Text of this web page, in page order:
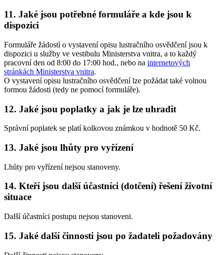
11. Jaké jsou potřebné formuláře a kde jsou k
dispozici
Formuláře žádostí o vystavení opisu lustračního osvědčení jsou k
dispozici u služby ve vestibulu Ministerstva vnitra, a to každý
pracovní den od 8:00 do 17:00 hod., nebo na internetových
stránkách Ministerstva vnitra.
O vystavení opisu lustračního osvědčení lze požádat také volnou
formou žádosti (tedy ne pomocí formuláře).
12. Jaké jsou poplatky a jak je lze uhradit
Správní poplatek se platí kolkovou známkou v hodnotě 50 Kč.
13. Jaké jsou lhůty pro vyřízení
Lhůty pro vyřízení nejsou stanoveny.
14. Kteří jsou další účastníci (dotčení) řešení životní
situace
Další účastníci postupu nejsou stanoveni.
15. Jaké další činnosti jsou po žadateli požadovány